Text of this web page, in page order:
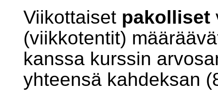
Viikottaiset pakolliset
(viikkotentit)
kanssa kurssin
yhteensä kahdeksan